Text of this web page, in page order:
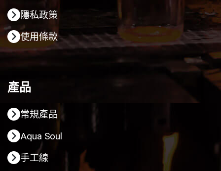
隱私政策
使用條款
產品
常規產品
Aqua Soul
手工線